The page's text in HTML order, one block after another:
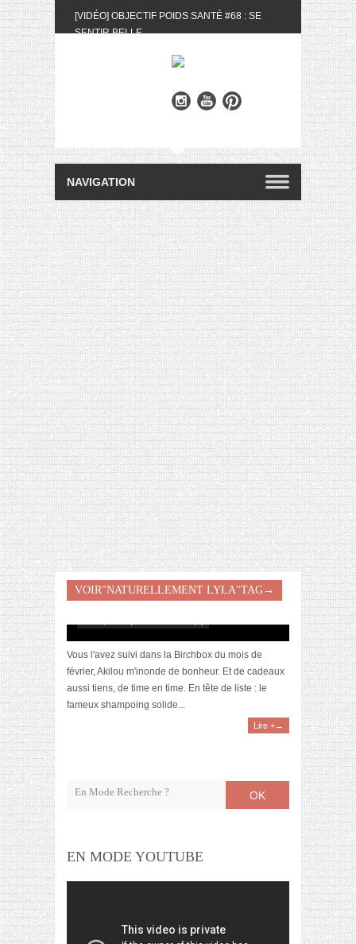
[VIDÉO] OBJECTIF POIDS SANTÉ #68 : SE
SENTIR BELLE
BIOTYFULL BOX DU MOIS DE MAI 2024 FEAT.
[VIDÉO] QUITOQUE #10 : MEAL PREP &
CONVIVIALITÉ
[VIDÉO] UNBOXING : LES MY LITTLE &
BIOTYFULL BOX DU MOIS D’AVRIL 2024
FEAT. AKILA
[VIDÉO] OBJECTIF POIDS SANTÉ #67 : L’AVIS
DES AUTRES, CE N’EST QUE LA VIE DES
AUTRES
[VIDÉO] UNBOXING : LES MY LITTLE &
BIOTYFULL BOX DES MOIS DE FÉVRIER ET
MARS 2024 FEAT. AKILA
[VIDÉO] LA SÉLECTION DU MOIS
#JANVIER2024
[VIDÉO] HELLOFRESH #34 : IDÉES
RECETTES RISOTTO
VOIR"NATURELLEMENT LYLA"TAG→
Je teste le shampoing solide d’Akilou !
(recette par Naturellement Lyla)
Vous l'avez suivi dans la Birchbox du mois de
février, Akilou m'inonde de bonheur. Et de cadeaux
aussi tiens, de time en time. En tête de liste : le
fameux shampoing solide...
Lire +→
OK
EN MODE YOUTUBE